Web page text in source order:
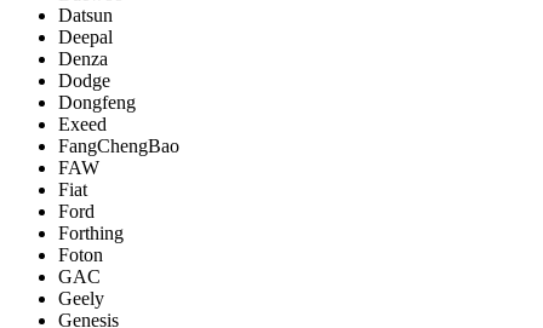
Datsun
Deepal
Denza
Dodge
Dongfeng
Exeed
FangChengBao
FAW
Fiat
Ford
Forthing
Foton
GAC
Geely
Genesis